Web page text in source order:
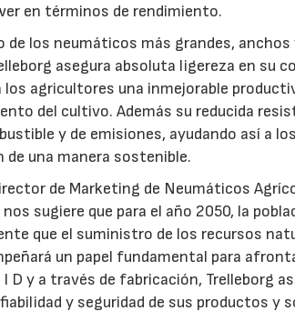
en términos de rendimiento.
de los neumáticos más grandes,
asegura absoluta ligereza en su
los agricultores una inmejorable
del cultivo. Además su reducida
y de emisiones, ayudando así a
de una manera sostenible.
de Marketing de Neumáticos
sugiere que para el año 2050, la
que el suministro de los recursos
un papel fundamental para
D y a través de fabricación, Trelleborg
y seguridad de sus productos y